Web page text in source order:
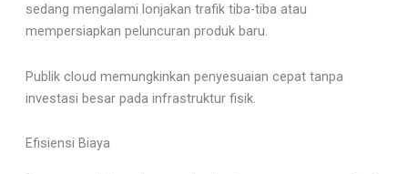
sedang mengalami lonjakan trafik tiba-tiba atau
mempersiapkan peluncuran produk baru.
Publik cloud memungkinkan penyesuaian cepat tanpa
investasi besar pada infrastruktur fisik.
Efisiensi Biaya